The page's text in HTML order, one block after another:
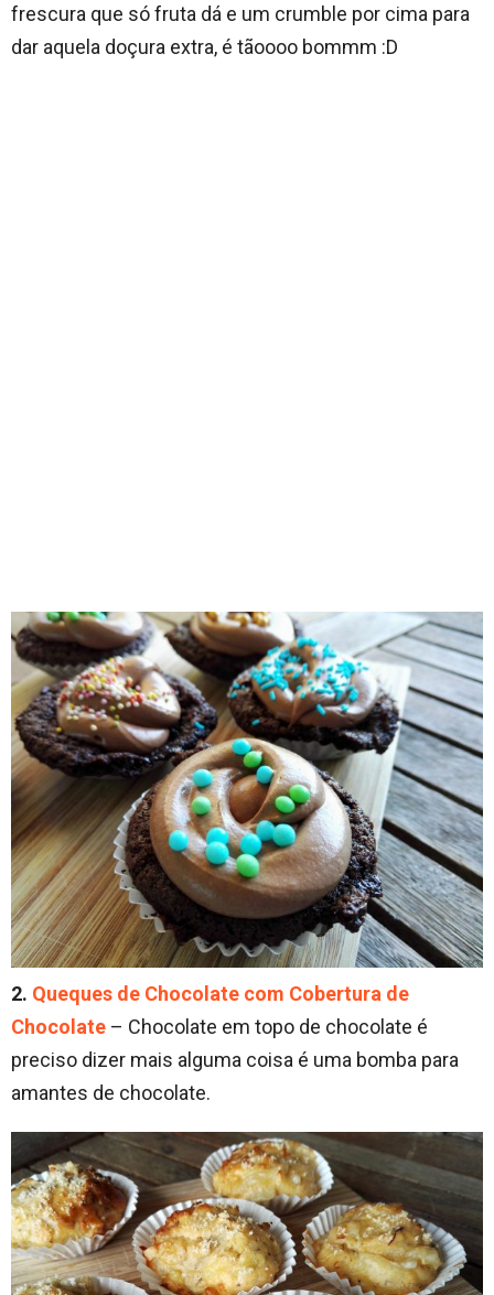
frescura que só fruta dá e um crumble por cima para
dar aquela doçura extra, é tãoooo bommm :D
2. Queques de Chocolate com Cobertura de
Chocolate – Chocolate em topo de chocolate é
preciso dizer mais alguma coisa é uma bomba para
amantes de chocolate.